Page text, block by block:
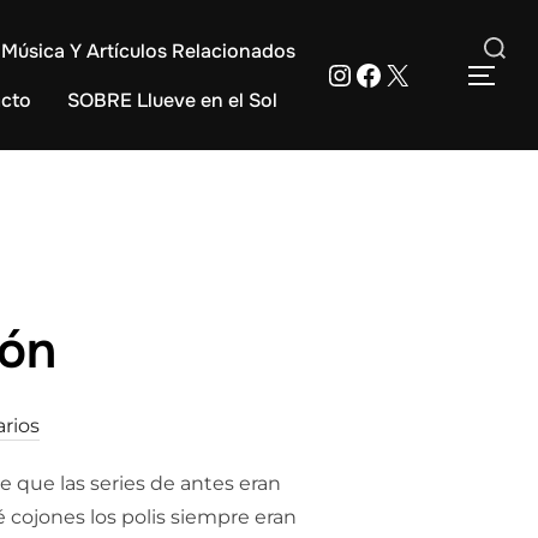
Música Y Artículos Relacionados
SOBRE Llueve en el Sol
Instagram
Facebook
X Buscar:
que las series de antes eran
cojones los polis siempre eran